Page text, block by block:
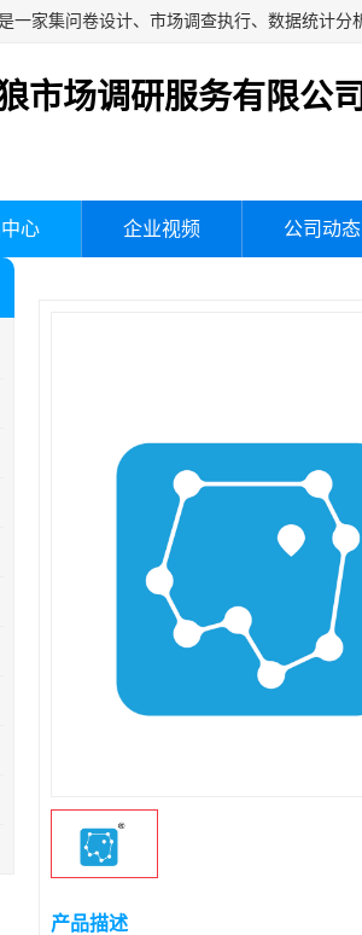
市场调研服务有限公司
心 企业视频 公司动态
产品描述